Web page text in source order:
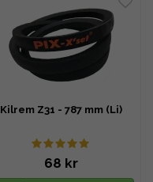
Kilrem Z31 - 787 mm (Li)
68 kr